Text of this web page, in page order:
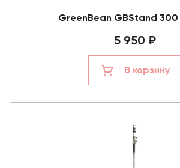
GreenBean GBStand 300
5 950 ₽
В корзину